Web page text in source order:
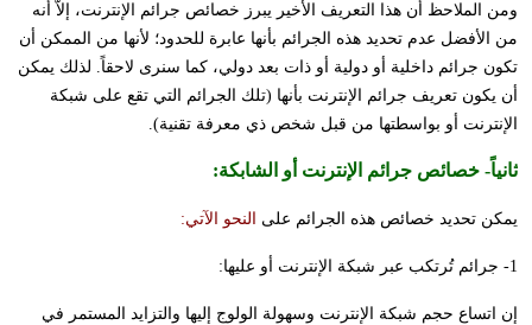
ومن الملاحظ أن هذا التعريف الأخير يبرز خصائص جرائم الإنترنت، إلاّ أنه
من الأفضل عدم تحديد هذه الجرائم بأنها عابرة للحدود؛ لأنها من الممكن أن
تكون جرائم داخلية أو دولية أو ذات بعد دولي، كما سنرى لاحقاً. لذلك يمكن
أن يكون تعريف جرائم الإنترنت بأنها (تلك الجرائم التي تقع على شبكة
الإنترنت أو بواسطتها من قبل شخص ذي معرفة تقنية).
ثانياً- خصائص جرائم الإنترنت أو الشابكة:
يمكن تحديد خصائص هذه الجرائم على النحو الآتي:
1- جرائم تُرتكب عبر شبكة الإنترنت أو عليها:
إن اتساع حجم شبكة الإنترنت وسهولة الولوج إليها والتزايد المستمر في